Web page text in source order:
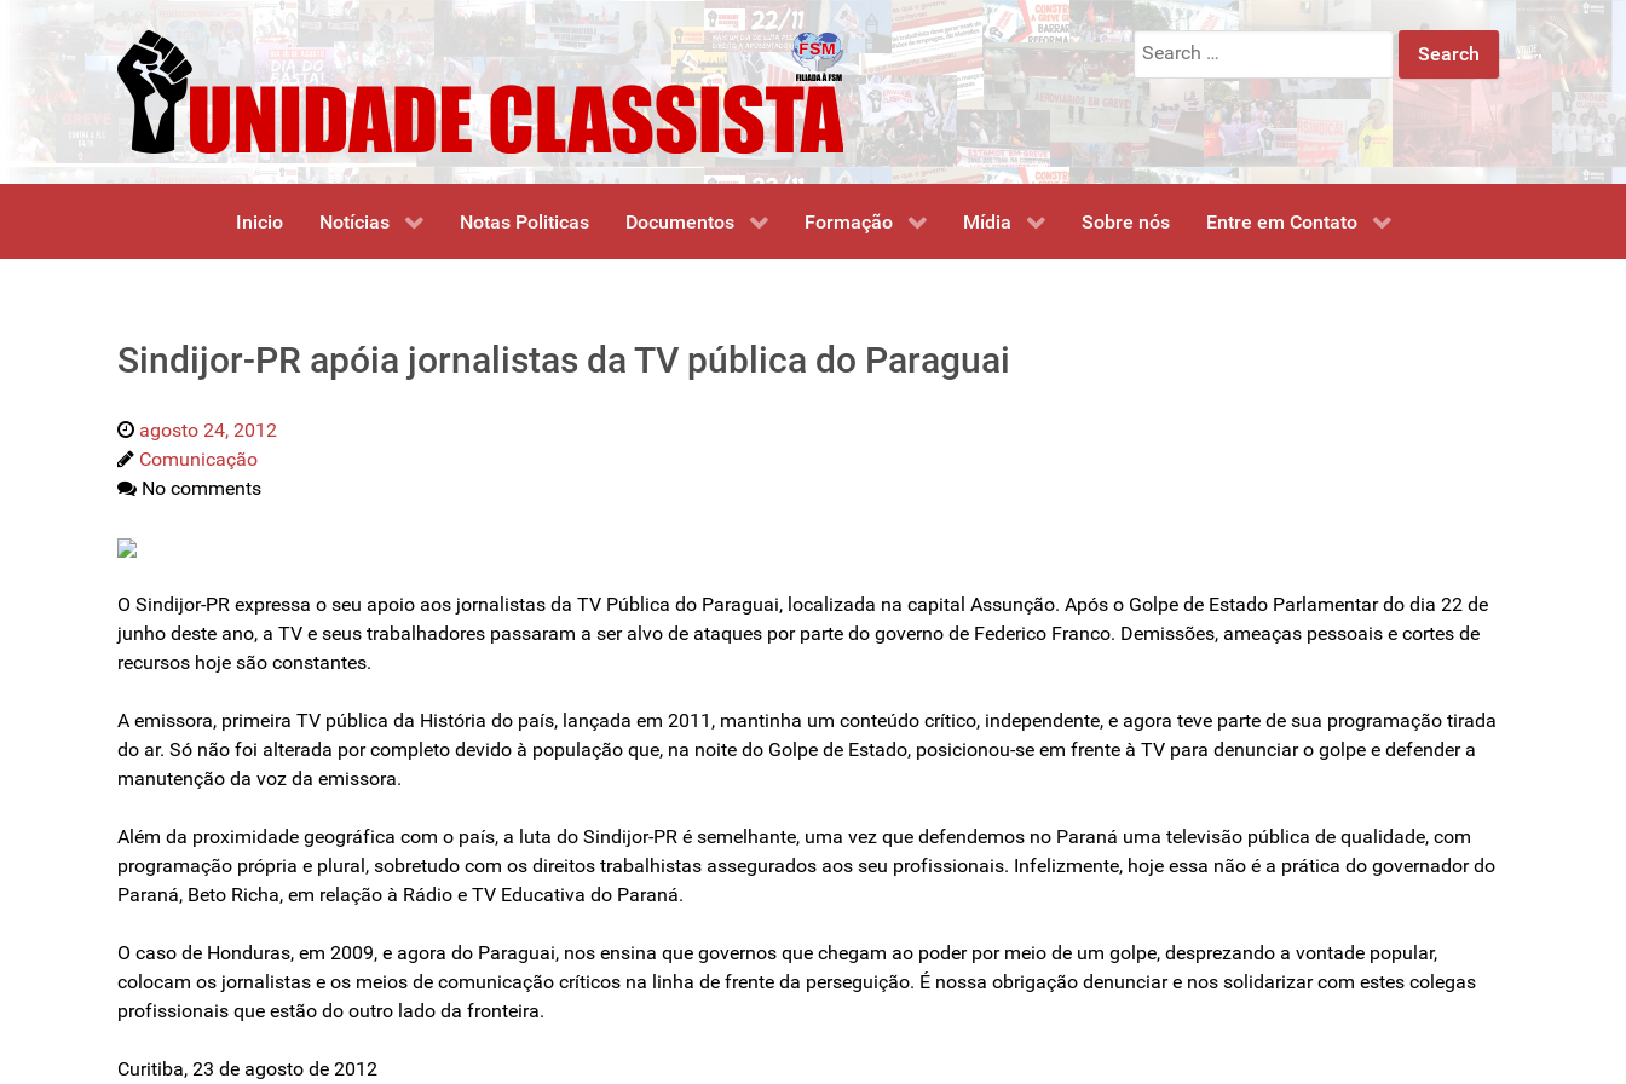
Search
for:
Inicio Notícias Notas Politicas Documentos Formação Mídia Sobre nós Entre em Contato
Sindijor-PR apóia jornalistas da TV pública do Paraguai
agosto 24, 2012
Comunicação
No comments
O Sindijor-PR expressa o seu apoio aos jornalistas da TV Pública do Paraguai, localizada na capital Assunção. Após o Golpe de Estado Parlamentar do dia 22 de
junho deste ano, a TV e seus trabalhadores passaram a ser alvo de ataques por parte do governo de Federico Franco. Demissões, ameaças pessoais e cortes de
recursos hoje são constantes.
A emissora, primeira TV pública da História do país, lançada em 2011, mantinha um conteúdo crítico, independente, e agora teve parte de sua programação tirada
do ar. Só não foi alterada por completo devido à população que, na noite do Golpe de Estado, posicionou-se em frente à TV para denunciar o golpe e defender a
manutenção da voz da emissora.
Além da proximidade geográfica com o país, a luta do Sindijor-PR é semelhante, uma vez que defendemos no Paraná uma televisão pública de qualidade, com
programação própria e plural, sobretudo com os direitos trabalhistas assegurados aos seu profissionais. Infelizmente, hoje essa não é a prática do governador do
Paraná, Beto Richa, em relação à Rádio e TV Educativa do Paraná.
O caso de Honduras, em 2009, e agora do Paraguai, nos ensina que governos que chegam ao poder por meio de um golpe, desprezando a vontade popular,
colocam os jornalistas e os meios de comunicação críticos na linha de frente da perseguição. É nossa obrigação denunciar e nos solidarizar com estes colegas
profissionais que estão do outro lado da fronteira.
Curitiba, 23 de agosto de 2012